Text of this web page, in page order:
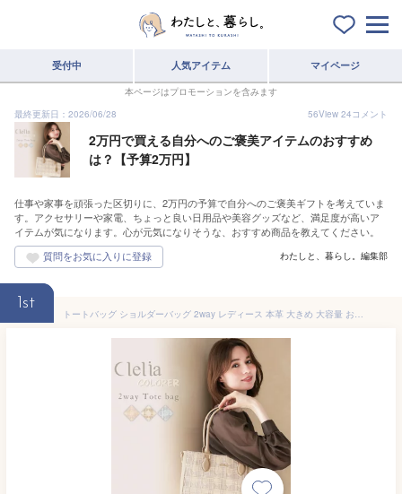
受付中 人気アイテム マイページ
本ページはプロモーションを含みます
最終更新日：2026/06/28
56View 24コメント
2万円で買える自分へのご褒美アイテムのおすすめ
は？【予算2万円】
仕事や家事を頑張った区切りに、2万円の予算で自分へのご褒美ギフトを考えていま
す。アクセサリーや家電、ちょっと良い日用品や美容グッズなど、満足度が高いア
イテムが気になります。心が元気になりそうな、おすすめ商品を教えてください。
わたしと、暮らし。編集部
1st
トートバッグ ショルダーバッグ 2way レディース 本革 大きめ 大容量 おしゃれ きれいめ かわいい 肩掛け 横 自立 通勤 ファスナー付き ブランド 旅行 Clelia クレリア COLORER クロレ CL-21002 送料無料 C8